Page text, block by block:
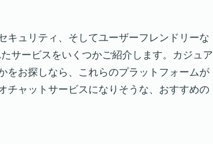
キュリティ、そしてユーザーフレンドリーな
サービスをいくつかご紹介します。カジュア
をお探しなら、これらのプラットフォームが
チャットサービスになりそうな、おすすめの